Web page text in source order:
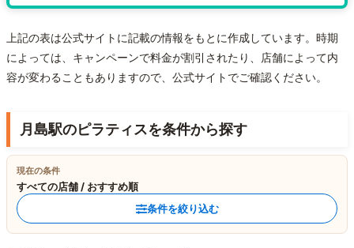
上記の表は公式サイトに記載の情報をもとに作成しています。時期
によっては、キャンペーンで料金が割引されたり、店舗によって内
容が変わることもありますので、公式サイトでご確認ください。
月島駅のピラティスを条件から探す
現在の条件
すべての店舗 / おすすめ順
条件を絞り込む